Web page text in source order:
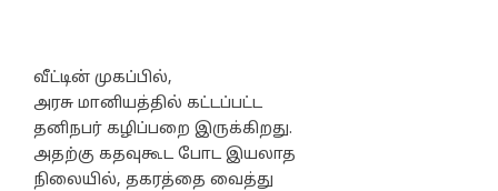
வீட்டின் முகப்பில்,
அரசு மானியத்தில் கட்டப்பட்ட
தனிநபர் கழிப்பறை இருக்கிறது.
அதற்கு கதவுகூட போட இயலாத
நிலையில், தகரத்தை வைத்து